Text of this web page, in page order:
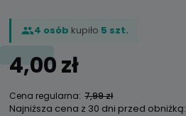
4 osób kupiło 5 szt.
4,00 zł
Cena regularna: 7,99 zł
Najniższa cena z 30 dni przed obniżką: